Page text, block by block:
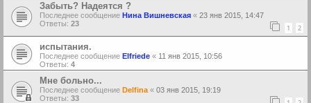
Забыть? Надеятся ?
Последнее сообщение Нина Вишневская « 23 янв 2015, 14:47
Ответы: 23 1 2
испытания.
Последнее сообщение Elfriede « 11 янв 2015, 10:56
Ответы: 4
Мне больно...
Последнее сообщение Delfina « 03 янв 2015, 19:19
Ответы: 33